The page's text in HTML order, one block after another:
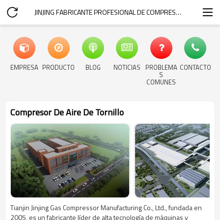
JINJING FABRICANTE PROFESIONAL DE COMPRESORES DE A
EMPRESA PRODUCTO BLOG NOTICIAS PROBLEMA
S
COMUNES
CONTACTO
Compresor De Aire De Tornillo
Tianjin Jinjing Gas Compressor Manufacturing Co., Ltd., fundada en
2005, es un fabricante líder de alta tecnología de máquinas y